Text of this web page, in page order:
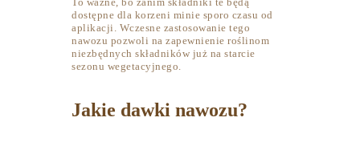
dostępne dla korzeni minie sporo czasu od
aplikacji. Wczesne zastosowanie tego
nawozu pozwoli na zapewnienie roślinom
niezbędnych składników już na starcie
sezonu wegetacyjnego.
Jakie dawki nawozu?